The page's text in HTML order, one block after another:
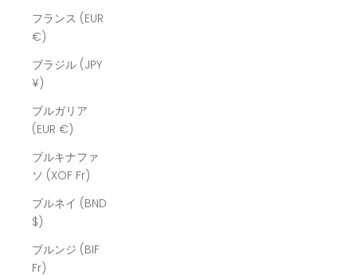
フランス (EUR
€)
ブラジル (JPY
¥)
ブルガリア
(EUR €)
ブルキナファ
ソ (XOF Fr)
ブルネイ (BND
$)
ブルンジ (BIF
Fr)